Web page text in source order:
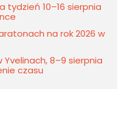
tydzień 10–16 sierpnia
na rok 2026 w
8–9 sierpnia
czasu